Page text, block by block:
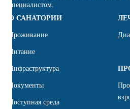
специалистом.
О САНАТОРИИ
Проживание
Питание
Инфраструктура
Документы
Доступная среда